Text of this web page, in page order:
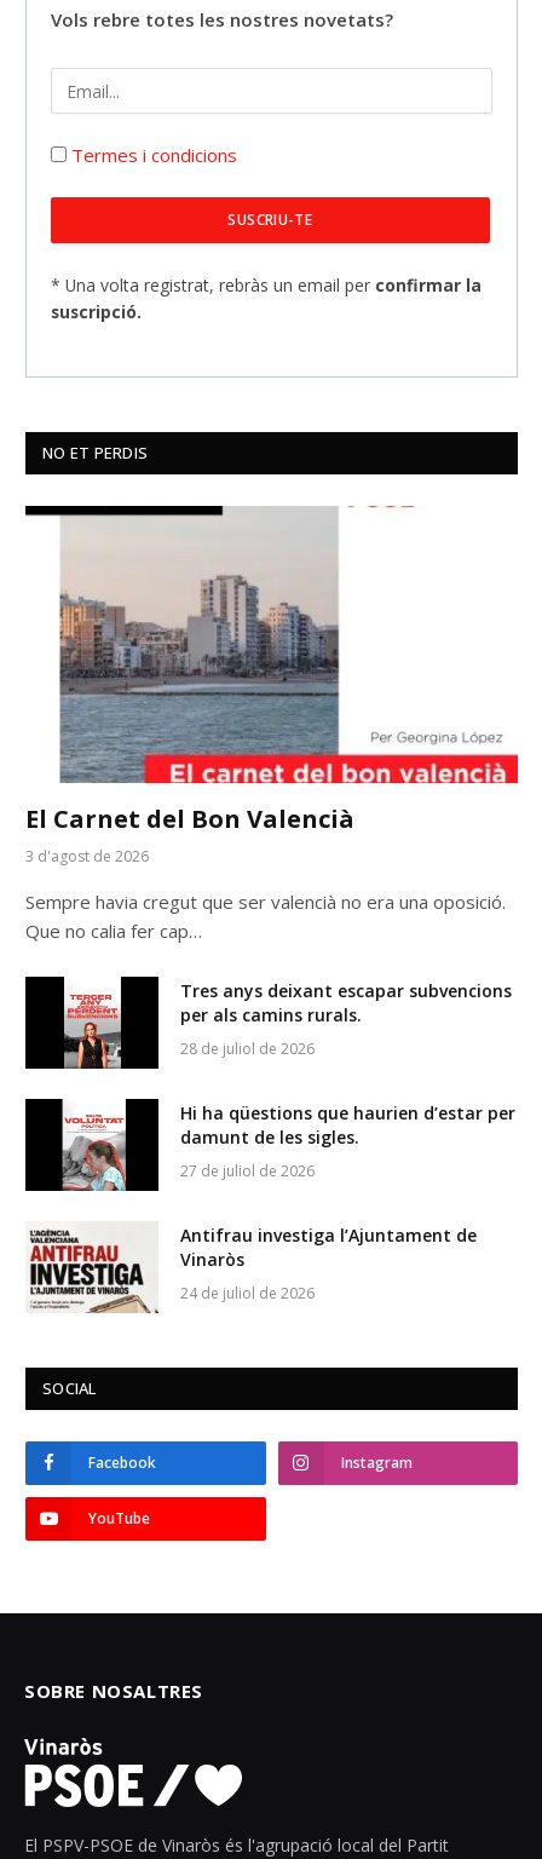
Vols rebre totes les nostres novetats?
Termes i condicions
* Una volta registrat, rebràs un email per confirmar la
suscripció.
NO ET PERDIS
El Carnet del Bon Valencià
3 d'agost de 2026
Sempre havia cregut que ser valencià no era una oposició.
Que no calia fer cap…
Tres anys deixant escapar subvencions
per als camins rurals.
28 de juliol de 2026
Hi ha qüestions que haurien d’estar per
damunt de les sigles.
27 de juliol de 2026
Antifrau investiga l’Ajuntament de
Vinaròs
24 de juliol de 2026
SOCIAL
Facebook Instagram
YouTube
SOBRE NOSALTRES
El PSPV-PSOE de Vinaròs és l'agrupació local del Partit